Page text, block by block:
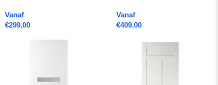
Vanaf
€299,00
Vanaf
€409,00